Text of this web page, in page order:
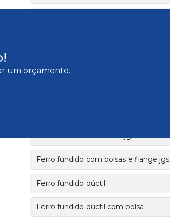
um orçamento.
Ferro fundido com bolsas e flange jgs
Ferro fundido dúctil
Ferro fundido dúctil com bolsa